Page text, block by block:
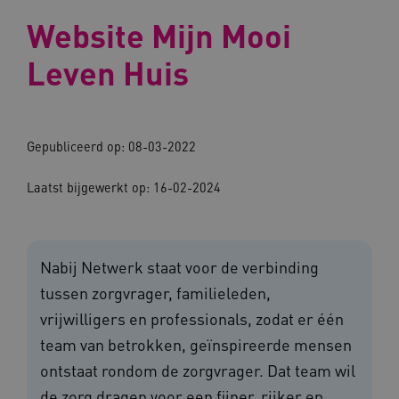
Website Mijn Mooi
Leven Huis
Gepubliceerd op: 08-03-2022
Laatst bijgewerkt op: 16-02-2024
Nabij Netwerk staat voor de verbinding
tussen zorgvrager, familieleden,
vrijwilligers en professionals, zodat er één
team van betrokken, geïnspireerde mensen
ontstaat rondom de zorgvrager. Dat team wil